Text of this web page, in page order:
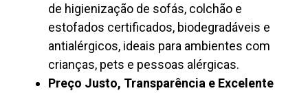
de higienização de sofás, colchão e
estofados certificados, biodegradáveis e
antialérgicos, ideais para ambientes com
crianças, pets e pessoas alérgicas.
Preço Justo, Transparência e Excelente